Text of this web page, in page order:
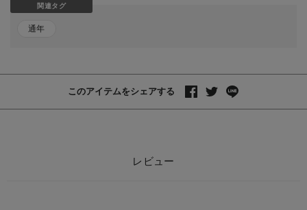
関連タグ
通年
このアイテムをシェアする
レビュー